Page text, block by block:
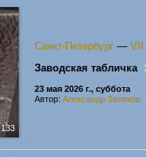
133
Санкт-Петербург — VII
Заводская табличка
23 мая 2026 г., суббота
Автор: Александр Зеляков